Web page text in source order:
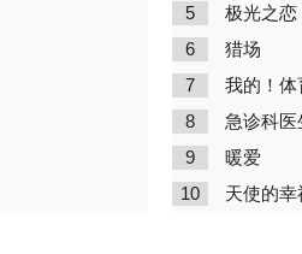
5 极光之恋
6 猎场
7 我的！体
8 急诊科医
9 暖爱
10 天使的幸